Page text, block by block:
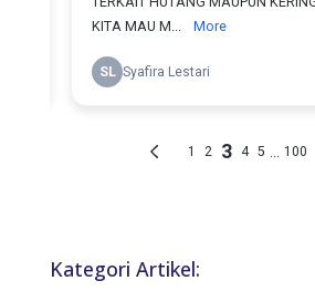
Kategori Artikel: